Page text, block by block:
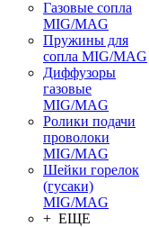
Газовые сопла
MIG/MAG
Пружины для
сопла MIG/MAG
Диффузоры
газовые
MIG/MAG
Ролики подачи
проволоки
MIG/MAG
Шейки горелок
(гусаки)
MIG/MAG
+ ЕЩЕ